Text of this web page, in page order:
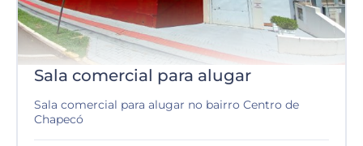
Sala comercial para alugar
Sala comercial para alugar no bairro Centro de
Chapecó